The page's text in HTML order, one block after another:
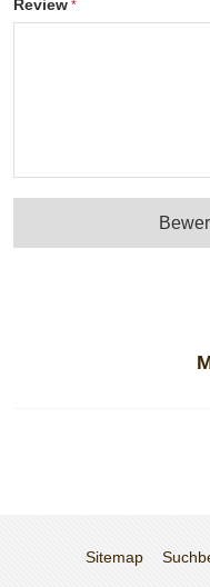
Review
Sitemap